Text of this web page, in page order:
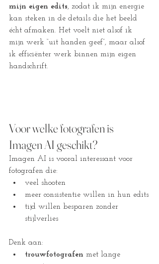
mijn eigen edits, zodat ik mijn energie
kan steken in de details die het beeld
écht afmaken. Het voelt niet alsof ik
mijn werk “uit handen geef”, maar alsof
ik efficiënter werk binnen mijn eigen
handschrift.
Voor welke fotografen is
Imagen AI geschikt?
Imagen AI is vooral interessant voor
fotografen die:
veel shooten
meer consistentie willen in hun edits
tijd willen besparen zonder
stijlverlies
Denk aan:
trouwfotografen met lange